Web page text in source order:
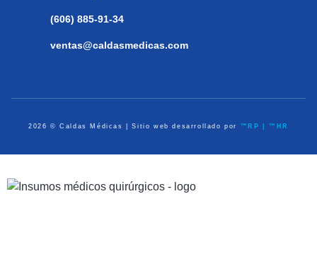
(606) 885-91-34
ventas@caldasmedicas.com
2026 © Caldas Médicas | Sitio web desarrollado por ™RP | ™HR